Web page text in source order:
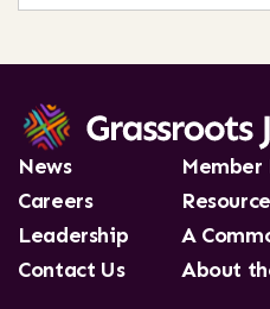
News
Careers
Leadership
Contact Us
A
About